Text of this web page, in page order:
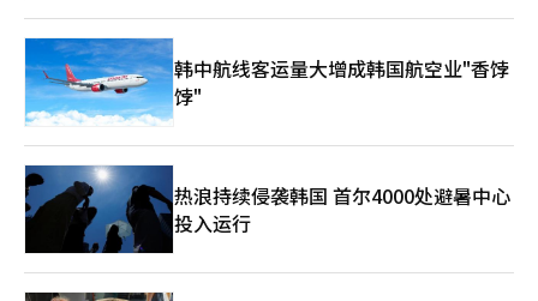
韩中航线客运量大增成韩国航空业"香饽
饽"
热浪持续侵袭韩国 首尔4000处避暑中心
投入运行